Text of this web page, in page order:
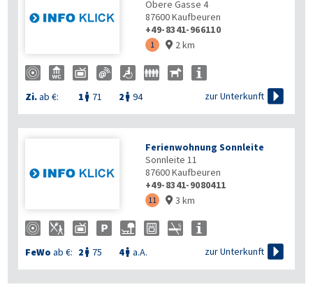
Obere Gasse 4
87600Kaufbeuren
+49-8341-966110
1  2 km
Zi.ab €: 1  71 2  94 zur Unterkunft 
Ferienwohnung Sonnleite
Sonnleite 11
87600Kaufbeuren
+49-8341-9080411
11  3 km
FeWo ab €: 2  75 4 a.A. zur Unterkunft 